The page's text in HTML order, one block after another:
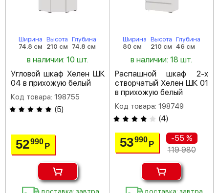
Ширина
74.8 см
Высота
210 см
Глубина
74.8 см
в наличии: 10 шт.
Угловой шкаф Хелен ШК
04 в прихожую белый
Код товара: 198755
(5)
52990Р
Ширина
80 см
Высота
210 см
Глубина
46 см
в наличии: 18 шт.
Распашной шкаф 2-х
створчатый Хелен ШК 01
в прихожую белый
Код товара: 198749
(4)
53990 Р
-55 %
119 980